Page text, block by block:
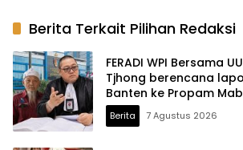
Fuk Tjhong alias Eyang Uun
Berita Terkait Pilihan Redaksi
FERADI WPI Bersama
Tjhong berencana
Banten ke Propam
saat ini terduga Dalang
diduga belum tersentuh
Berita 7 Agustus 2026